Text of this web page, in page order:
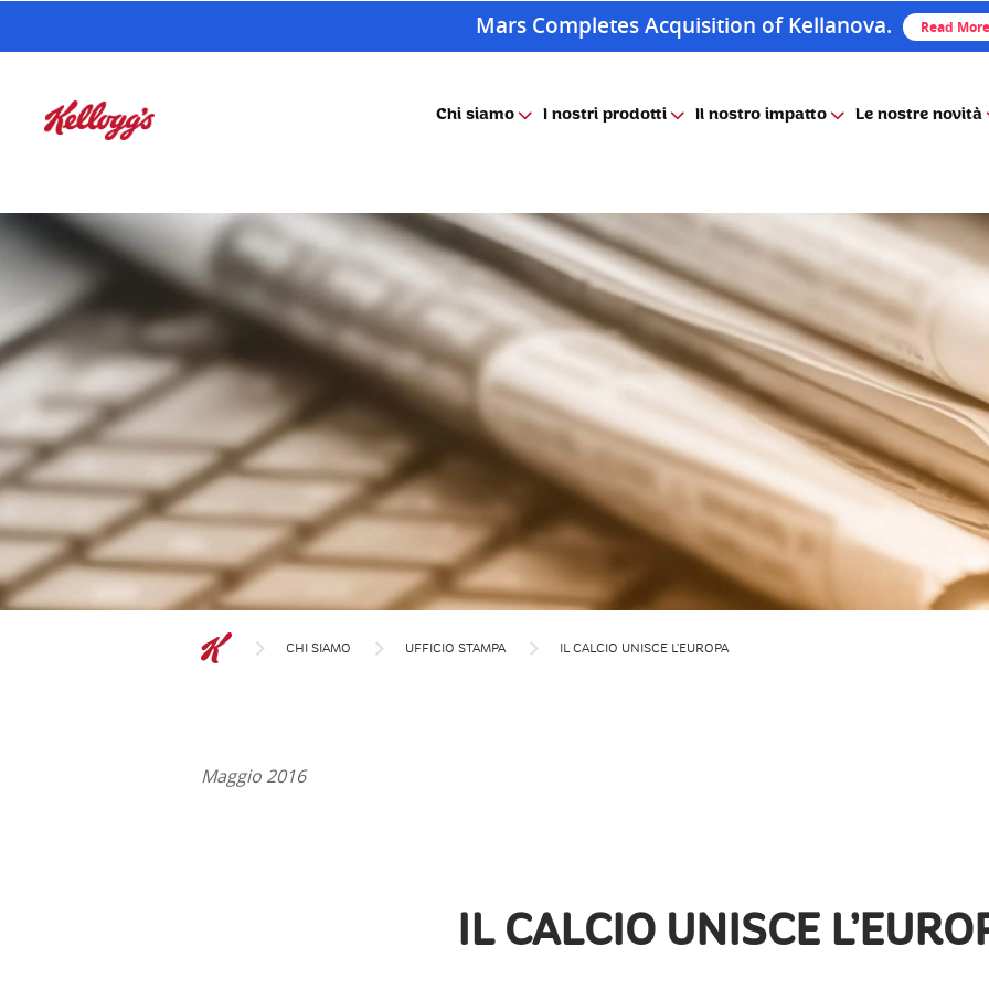
Mars Completes Acquisition of Kellanova. Read More
Chi siamo I nostri prodotti Il nostro impatto Le nostre novità
CHI SIAMO UFFICIO STAMPA IL CALCIO UNISCE L’EUROPA
Maggio 2016
IL CALCIO UNISCE